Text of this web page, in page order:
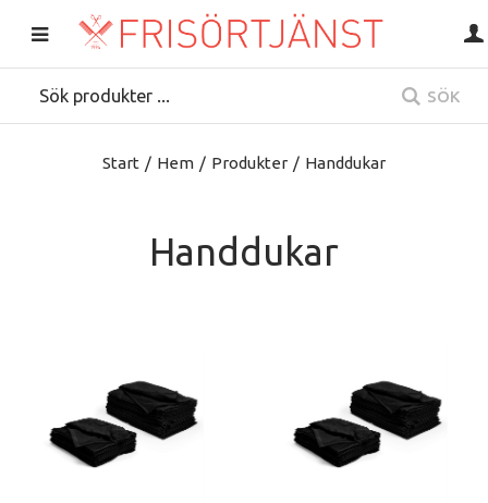
SÖK
Start / Hem / Produkter / Handdukar
Handdukar